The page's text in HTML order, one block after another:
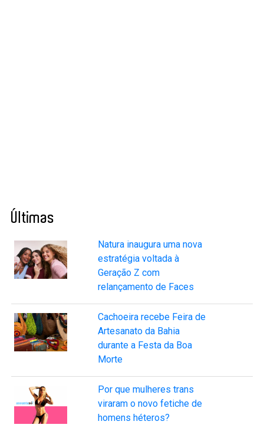
Últimas
Natura inaugura uma nova
estratégia voltada à
Geração Z com
relançamento de Faces
Cachoeira recebe Feira de
Artesanato da Bahia
durante a Festa da Boa
Morte
Por que mulheres trans
viraram o novo fetiche de
homens héteros?